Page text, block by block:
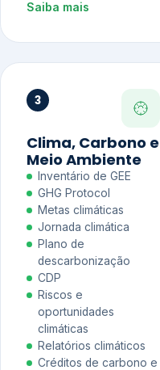
Saiba mais
3
Clima, Carbono e
Meio Ambiente
Inventário de GEE
GHG Protocol
Metas climáticas
Jornada climática
Plano de
descarbonização
CDP
Riscos e
oportunidades
climáticas
Relatórios climáticos
Créditos de carbono e